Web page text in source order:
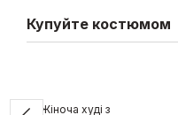
Купуйте костюмом